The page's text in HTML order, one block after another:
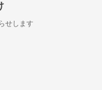
せします